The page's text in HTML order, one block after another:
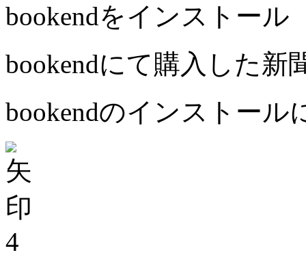
bookendをインストール
bookendにて購入した新
bookendのインストール
4